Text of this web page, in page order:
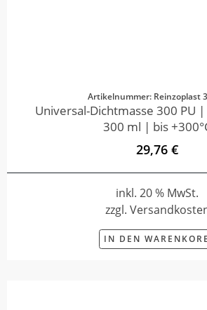
Artikelnummer: Reinzoplast
Universal-Dichtmasse 300 PU
300 ml | bis
29,76 €
inkl. 20 % MwSt.
zzgl.
IN DEN